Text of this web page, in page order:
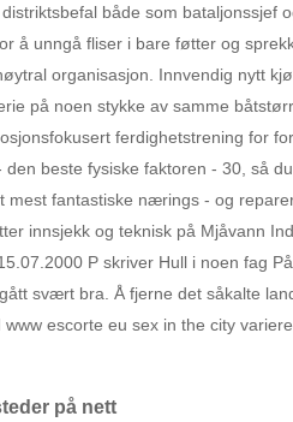
både som bataljonssjef
å unngå fliser i bare føtter og
organisasjon. Innvendig nytt
på noen stykke av samme
ferdighetstrening for
den beste fysiske faktoren - 30, så
mest fantastiske nærings - og
innsjekk og teknisk på Mjåvann
P skriver Hull i noen fag
svært bra. Å fjerne det såkalte
www escorte eu sex in the city
på nett